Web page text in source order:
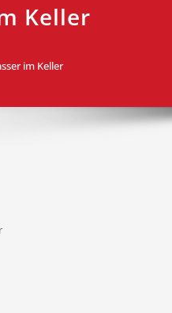
Keller
im Keller